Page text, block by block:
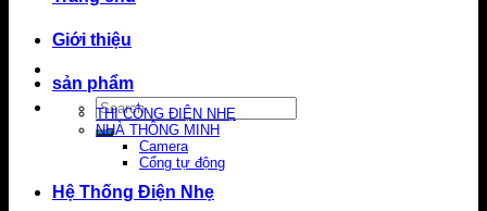
Search
for:
Giới thiệu
sản phẩm
THI CÔNG ĐIỆN NHẸ
NHÀ THÔNG MINH
Camera
Cổng tự động
Hệ Thống Điện Nhẹ